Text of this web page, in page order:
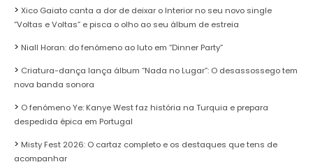
Xico Gaiato canta a dor de deixar o Interior no seu novo single
“Voltas e Voltas” e pisca o olho ao seu álbum de estreia
Niall Horan: do fenómeno ao luto em “Dinner Party”
Criatura-dança lança álbum “Nada no Lugar”: O desassossego tem
nova banda sonora
O fenómeno Ye: Kanye West faz história na Turquia e prepara
despedida épica em Portugal
Misty Fest 2026: O cartaz completo e os destaques que tens de
acompanhar